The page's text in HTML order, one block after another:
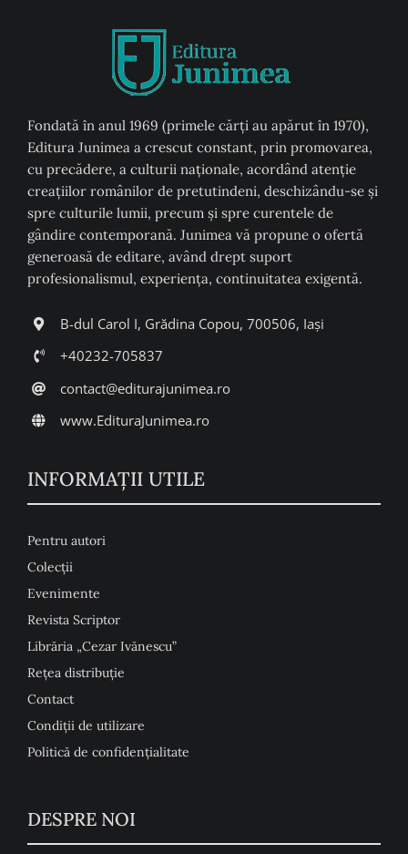
Fondată în anul 1969 (primele cărți au apărut în 1970),
Editura Junimea a crescut constant, prin promovarea,
cu precădere, a culturii naţionale, acordând atenţie
creaţiilor românilor de pretutindeni, deschizându-se şi
spre culturile lumii, precum şi spre curentele de
gândire contemporană. Junimea vă propune o ofertă
generoasă de editare, având drept suport
profesionalismul, experiența, continuitatea exigentă.
B-dul Carol I, Grădina Copou, 700506, Iași
+40232-705837
contact@editurajunimea.ro
www.EdituraJunimea.ro
INFORMAŢII UTILE
Pentru autori
Colecţii
Evenimente
Revista Scriptor
Librăria „Cezar Ivănescu”
Rețea distribuție
Contact
Condiţii de utilizare
Politică de confidențialitate
DESPRE NOI